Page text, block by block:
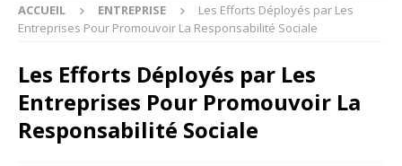
ACCUEIL ENTREPRISE
Les Efforts Déployés par Les
Entreprises Pour Promouvoir La Responsabilité Sociale
Les Efforts Déployés par Les
Entreprises Pour Promouvoir La
Responsabilité Sociale